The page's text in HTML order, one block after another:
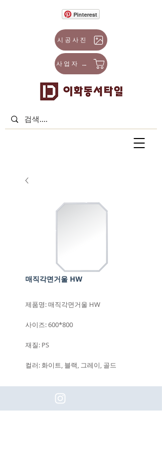
사업자 몰
시공사진
Pinterest
매직각면거울 HW
제품명: 매직각면거울 HW
사이즈: 600*800
재질: PS
컬러: 화이트, 블랙, 그레이, 골드